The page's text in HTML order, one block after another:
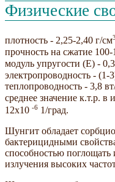
Физические
плотность - 2,25-2,40 г/см3
прочность на сжатие
модуль упругости (Е) -
электропроводность - (1-
теплопроводность - 3,8
среднее значение к.т.р. в
12х10 -6 1/град.
Шунгит обладает
бактерицидными
способностью поглощать
излучения высоких